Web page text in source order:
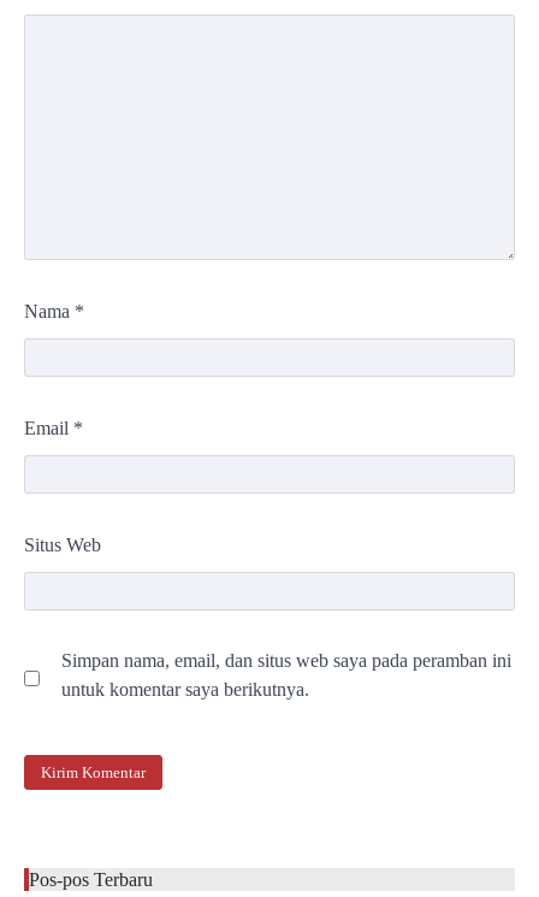
Nama *
Email *
Situs Web
Simpan nama, email, dan situs web saya pada peramban ini
untuk komentar saya berikutnya.
Pos-pos Terbaru